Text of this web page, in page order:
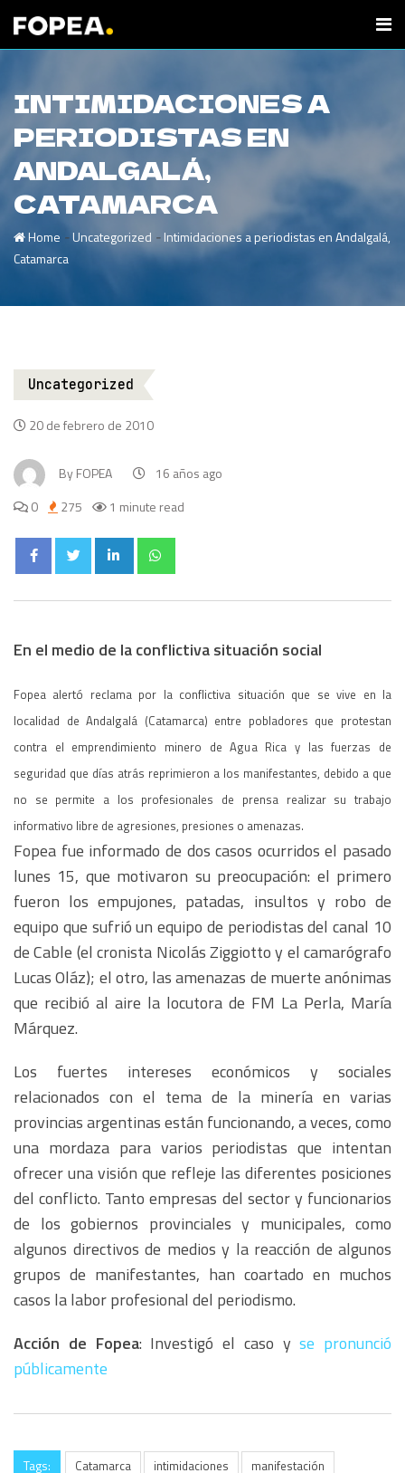
INTIMIDACIONES A
PERIODISTAS EN
ANDALGALÁ,
CATAMARCA
Home -Uncategorized -Intimidaciones a periodistas en Andalgalá,
Catamarca
Uncategorized
20 de febrero de 2010
ByFOPEA
16 años ago
0
275 1 minute read
En el medio de la conflictiva situación social
Fopea alertó reclama por la conflictiva situación que se vive en la
localidad de Andalgalá (Catamarca) entre pobladores que protestan
contra el emprendimiento minero de Agua Rica y las fuerzas de
seguridad que días atrás reprimieron a los manifestantes, debido a que
no se permite a los profesionales de prensa realizar su trabajo
informativo libre de agresiones, presiones o amenazas.
Fopea fue informado de dos casos ocurridos el pasado
lunes 15, que motivaron su preocupación: el primero
fueron los empujones, patadas, insultos y robo de
equipo que sufrió un equipo de periodistas del canal 10
de Cable (el cronista Nicolás Ziggiotto y el camarógrafo
Lucas Oláz); el otro, las amenazas de muerte anónimas
que recibió al aire la locutora de FM La Perla, María
Márquez.
Los fuertes intereses económicos y sociales
relacionados con el tema de la minería en varias
provincias argentinas están funcionando, a veces, como
una mordaza para varios periodistas que intentan
ofrecer una visión que refleje las diferentes posiciones
del conflicto. Tanto empresas del sector y funcionarios
de los gobiernos provinciales y municipales, como
algunos directivos de medios y la reacción de algunos
grupos de manifestantes, han coartado en muchos
casos la labor profesional del periodismo.
Acción de Fopea: Investigó el caso yse pronunció
públicamente
Tags: Catamarca intimidaciones manifestación